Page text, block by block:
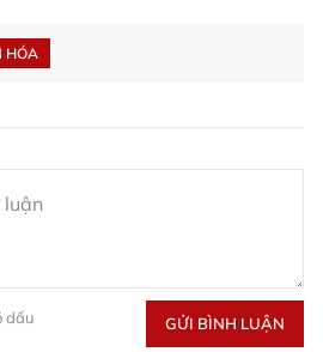
HÓA
dấu GỬI BÌNH LUẬN